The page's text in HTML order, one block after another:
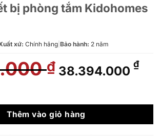
bị phòng tắm Kidohomes
xứ: Chính hãng Bảo hành: 2 năm
₫ Giá
gốc
57.326.000 ₫.
38.394.000 ₫Giá
là:
tắm Kidohomes 40 số lượng
Thêm vào giỏ hàng